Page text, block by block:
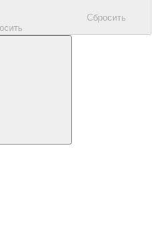
Сбросить